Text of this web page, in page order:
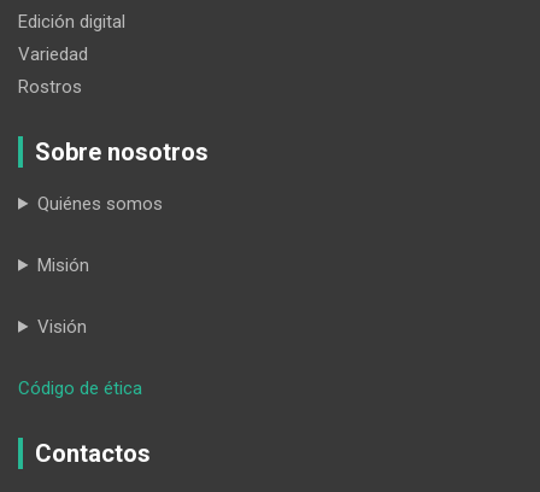
Edición digital
Variedad
Rostros
Sobre nosotros
Quiénes somos
Misión
Visión
Código de ética
trae
Contactos